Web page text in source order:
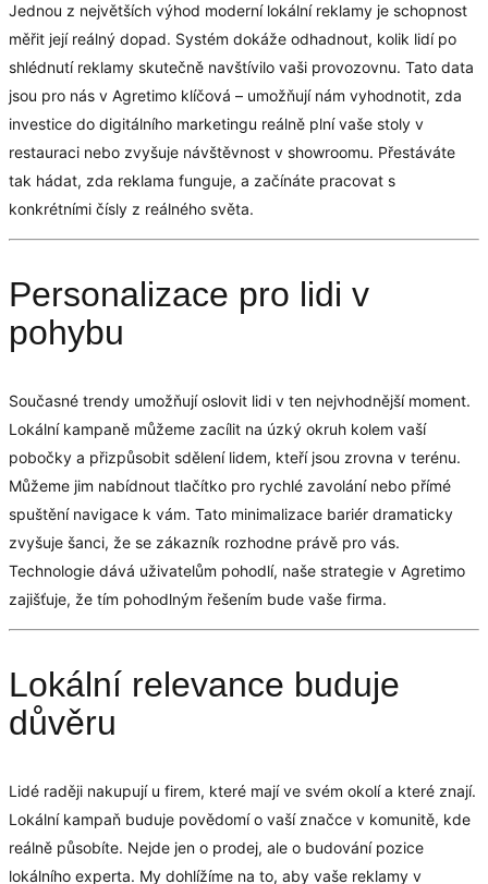
Jednou z největších výhod moderní lokální reklamy je schopnost
měřit její reálný dopad. Systém dokáže odhadnout, kolik lidí po
shlédnutí reklamy skutečně navštívilo vaši provozovnu. Tato data
jsou pro nás v Agretimo klíčová – umožňují nám vyhodnotit, zda
investice do digitálního marketingu reálně plní vaše stoly v
restauraci nebo zvyšuje návštěvnost v showroomu. Přestáváte
tak hádat, zda reklama funguje, a začínáte pracovat s
konkrétními čísly z reálného světa.
Personalizace pro lidi v
pohybu
Současné trendy umožňují oslovit lidi v ten nejvhodnější moment.
Lokální kampaně můžeme zacílit na úzký okruh kolem vaší
pobočky a přizpůsobit sdělení lidem, kteří jsou zrovna v terénu.
Můžeme jim nabídnout tlačítko pro rychlé zavolání nebo přímé
spuštění navigace k vám. Tato minimalizace bariér dramaticky
zvyšuje šanci, že se zákazník rozhodne právě pro vás.
Technologie dává uživatelům pohodlí, naše strategie v Agretimo
zajišťuje, že tím pohodlným řešením bude vaše firma.
Lokální relevance buduje
důvěru
Lidé raději nakupují u firem, které mají ve svém okolí a které znají.
Lokální kampaň buduje povědomí o vaší značce v komunitě, kde
reálně působíte. Nejde jen o prodej, ale o budování pozice
lokálního experta. My dohlížíme na to, aby vaše reklamy v